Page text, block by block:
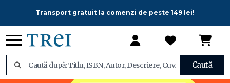
Transport gratuit la comenzi de peste 149 lei!
Caută